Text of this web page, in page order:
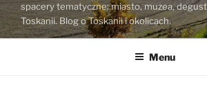
spacery tematyczne: miasto, muzea,
Toskanii. Blog o Toskanii i okolicach.
Menu